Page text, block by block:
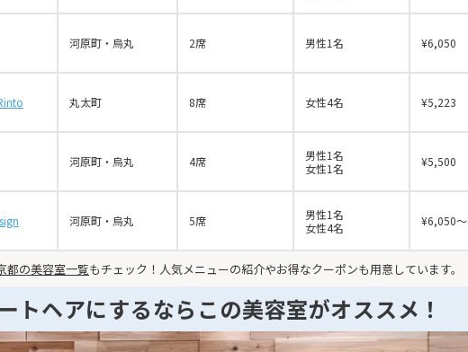
河原町・烏丸 2席 男性1名 ¥6,050
丸太町 8席 女性4名 ¥5,223
河原町・烏丸 4席
男性1名
女性1名
¥5,500
河原町・烏丸 5席
男性1名
女性4名
¥6,050～
都の美容室一覧もチェック！人気メニューの紹介やお得なクーポンも用意しています。
トヘアにするならこの美容室がオススメ！